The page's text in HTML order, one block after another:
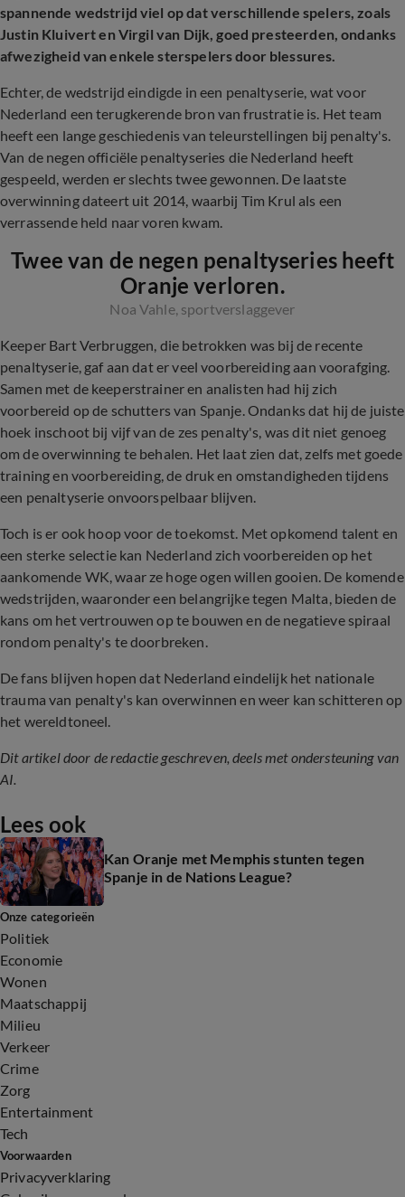
spannende wedstrijd viel op dat verschillende spelers, zoals
Justin Kluivert en Virgil van Dijk, goed presteerden, ondanks
afwezigheid van enkele sterspelers door blessures.
Echter, de wedstrijd eindigde in een penaltyserie, wat voor
Nederland een terugkerende bron van frustratie is. Het team
heeft een lange geschiedenis van teleurstellingen bij penalty's.
Van de negen officiële penaltyseries die Nederland heeft
gespeeld, werden er slechts twee gewonnen. De laatste
overwinning dateert uit 2014, waarbij Tim Krul als een
verrassende held naar voren kwam.
Twee van de negen penaltyseries heeft
Oranje verloren.
Noa Vahle, sportverslaggever
Keeper Bart Verbruggen, die betrokken was bij de recente
penaltyserie, gaf aan dat er veel voorbereiding aan voorafging.
Samen met de keeperstrainer en analisten had hij zich
voorbereid op de schutters van Spanje. Ondanks dat hij de juiste
hoek inschoot bij vijf van de zes penalty's, was dit niet genoeg
om de overwinning te behalen. Het laat zien dat, zelfs met goede
training en voorbereiding, de druk en omstandigheden tijdens
een penaltyserie onvoorspelbaar blijven.
Toch is er ook hoop voor de toekomst. Met opkomend talent en
een sterke selectie kan Nederland zich voorbereiden op het
aankomende WK, waar ze hoge ogen willen gooien. De komende
wedstrijden, waaronder een belangrijke tegen Malta, bieden de
kans om het vertrouwen op te bouwen en de negatieve spiraal
rondom penalty's te doorbreken.
De fans blijven hopen dat Nederland eindelijk het nationale
trauma van penalty's kan overwinnen en weer kan schitteren op
het wereldtoneel.
Dit artikel door de redactie geschreven, deels met ondersteuning van
AI.
Lees ook
Kan Oranje met Memphis stunten tegen
Spanje in de Nations League?
Onze categorieën
Politiek
Economie
Wonen
Maatschappij
Milieu
Verkeer
Crime
Zorg
Entertainment
Tech
Voorwaarden
Privacyverklaring